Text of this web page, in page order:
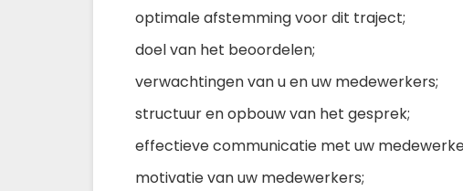
optimale afstemming voor dit traject;
doel van het beoordelen;
verwachtingen van u en uw medewerkers;
structuur en opbouw van het gesprek;
effectieve communicatie met uw
motivatie van uw medewerkers;